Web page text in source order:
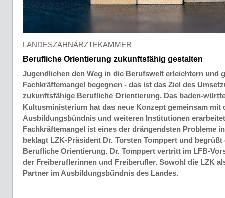
LANDESZAHNÄRZTEKAMMER
Berufliche Orientierung zukunftsfähig gestalten
Jugendlichen den Weg in die Berufswelt erleichtern und
Fachkräftemangel begegnen - das ist das Ziel des
zukunftsfähige Berufliche Orientierung. Das baden-
Kultusministerium hat das neue Konzept gemeinsam mit
Ausbildungsbündnis und weiteren Institutionen
Fachkräftemangel ist eines der drängendsten Probleme
beklagt LZK-Präsident Dr. Torsten Tomppert und
Berufliche Orientierung. Dr. Tomppert vertritt im LFB-
der Freiberuflerinnen und Freiberufler. Sowohl die LZK
Partner im Ausbildungsbündnis des Landes.